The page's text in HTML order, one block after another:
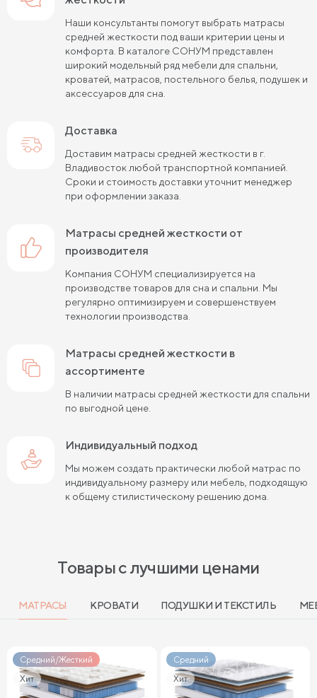
Пружинные матрасы 80х190 см
Пружинные матрасы 90х200 см
Пружинные матрасы 120х200 см
Матрасы средней жесткости 160х200
Пружинные матрасы 160х200 см
Пружинные матрасы 180х200 см Матрасы в скрутке
Матрасы средней жесткости 200 на 200
Пружинные матрасы средней жесткости
Жесткие матрасы 120х200 см
Матрасы средней жесткости 140х200
Жесткие пружинные матрасы 160х200 см
Жесткие беспружинные матрасы 160х200 см
Мягкие беспружинные матрасы
Высокие двуспальные матрасы
Матрасы с независимыми пружинами 180х200 см
Наши консультанты помогут выбрать матрасы
средней жесткости под ваши критерии цены и
комфорта. В каталоге СОНУМ представлен
широкий модельный ряд мебели для спальни,
кроватей, матрасов, постельного белья, подушек и
аксессуаров для сна.
Доставка
Доставим матрасы средней жесткости в г.
Владивосток любой транспортной компанией.
Сроки и стоимость доставки уточнит менеджер
при оформлении заказа.
матрасы средней жесткости от
производителя
Компания СОНУМ специализируется на
производстве товаров для сна и спальни. Мы
регулярно оптимизируем и совершенствуем
технологии производства.
матрасы средней жесткости в
ассортименте
В наличии матрасы средней жесткости для спальни
по выгодной цене.
Индивидуальный подход
Мы можем создать практически любой матрас по
индивидуальному размеру или мебель, подходящую
к общему стилистическому решению дома.
Товары с лучшими ценами
МАТРАСЫ КРОВАТИ ПОДУШКИ И ТЕКСТИЛЬ
Средний/Жесткий
Хит
Средний
Хит